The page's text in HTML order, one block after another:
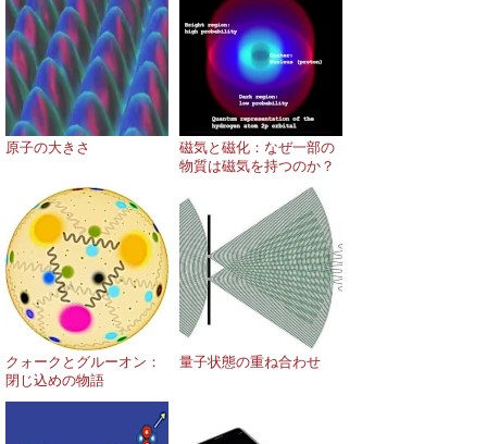
原子の大きさ
磁気と磁化：なぜ一部の
物質は磁気を持つのか？
クォークとグルーオン：
閉じ込めの物語
量子状態の重ね合わせ